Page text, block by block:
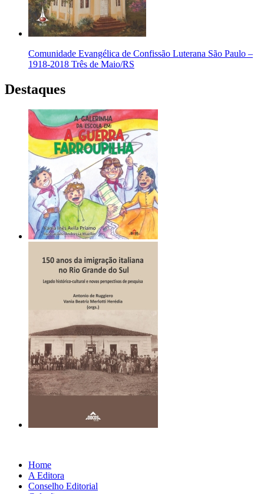
Comunidade Evangélica de Confissão Luterana São Paulo –
1918-2018 Três de Maio/RS
Destaques
Home
A Editora
Conselho Editorial